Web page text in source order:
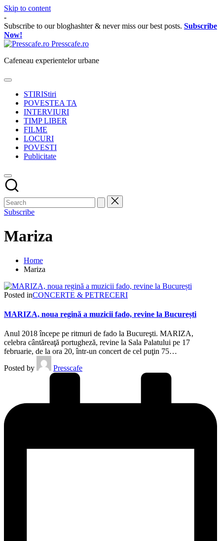
Skip to content
-
Subscribe to our bloghashter & never miss our best posts. Subscribe
Now!
Presscafe.ro
Cafeneau experientelor urbane
STIRIStiri
POVESTEA TA
INTERVIURI
TIMP LIBER
FILME
LOCURI
POVESTI
Publicitate
Subscribe
Mariza
Home
Mariza
Posted inCONCERTE & PETRECERI
MARIZA, noua regină a muzicii fado, revine la București
Anul 2018 începe pe ritmuri de fado la Bucureşti. MARIZA,
celebra cântăreaţă portugheză, revine la Sala Palatului pe 17
februarie, de la ora 20, într-un concert de cel puţin 75…
Posted by
Presscafe